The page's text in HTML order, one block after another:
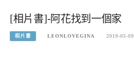
[相片書]-阿花找到一個家
相片書 LEONLOVEGINA 2019-05-09